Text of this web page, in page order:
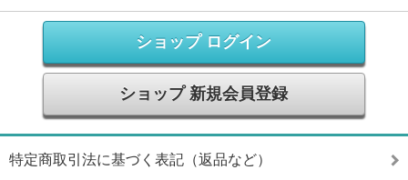
ショップ ログイン
ショップ 新規会員登録
特定商取引法に基づく表記（返品など）